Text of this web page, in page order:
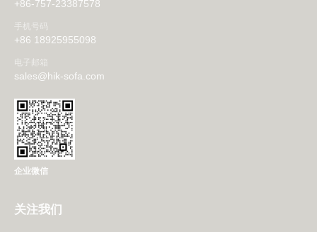
+86-757-23387578
手机号码
+86 18925955098
电子邮箱
sales@hik-sofa.com
企业微信
关注我们